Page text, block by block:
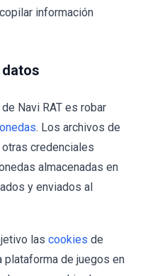
información
Navi RAT es robar
. Los archivos de
credenciales
almacenadas en
y enviados al
las cookies de
plataforma de juegos en